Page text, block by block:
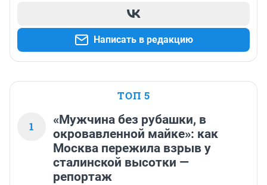
Написать в редакцию
ТОП 5
1
«Мужчина без рубашки, в
окровавленной майке»: как
Москва пережила взрыв у
сталинской высотки —
репортаж